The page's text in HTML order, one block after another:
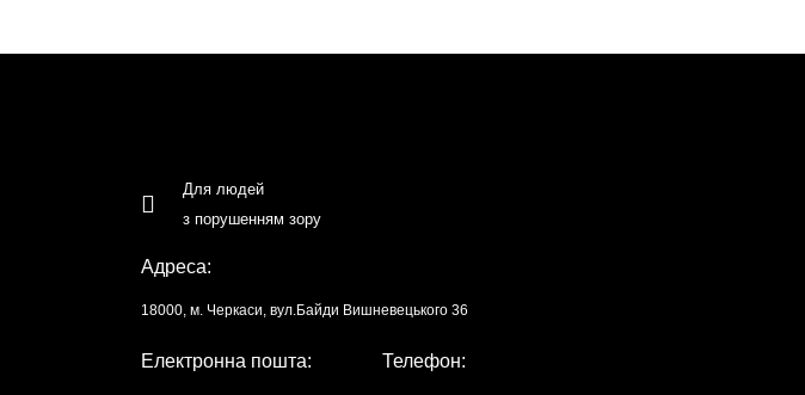
Для людей
з порушенням зору
Адреса:
18000, м. Черкаси, вул.Байди Вишневецького 36
Електронна пошта: Телефон: